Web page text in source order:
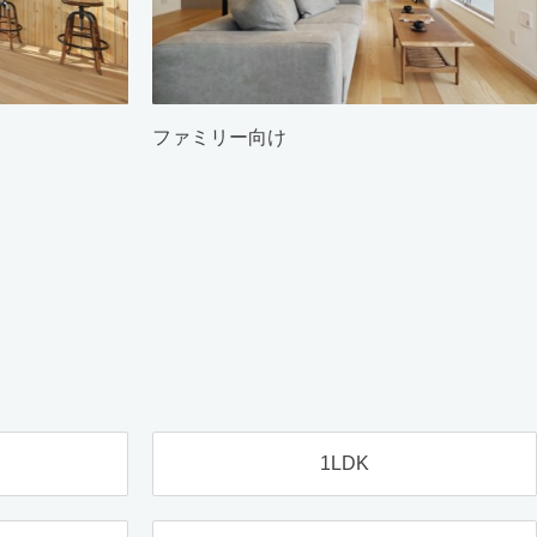
ファミリー向け
1LDK